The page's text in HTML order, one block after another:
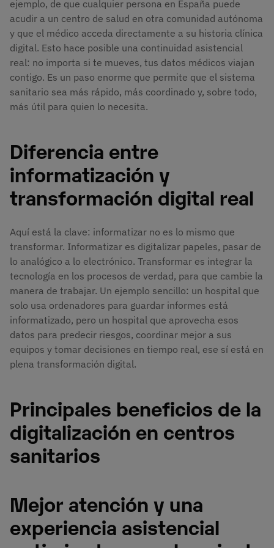
ejemplo, de que cualquier persona en España puede
acudir a un centro de salud en otra comunidad autónoma
y que el médico acceda directamente a su historia clínica
digital. Esto hace posible una continuidad asistencial
real: no importa si te mueves, tus datos médicos viajan
contigo. Es un paso enorme que permite que el sistema
sanitario sea más rápido, más coordinado y, sobre todo,
más útil para quien lo necesita.
Diferencia entre
informatización y
transformación digital real
Aquí está la clave: informatizar no es lo mismo que
transformar. Informatizar es digitalizar papeles, pasar de
lo analógico a lo electrónico. Transformar es integrar la
tecnología en los procesos de verdad, para que cambie la
manera de trabajar. Un ejemplo sencillo: un hospital que
solo usa ordenadores para guardar informes está
informatizado, pero un hospital que aprovecha esos
datos para predecir riesgos, coordinar mejor a sus
equipos y tomar decisiones en tiempo real, ese sí está en
plena transformación digital.
Principales beneficios de la
digitalización en centros
sanitarios
Mejor atención y una
experiencia asistencial